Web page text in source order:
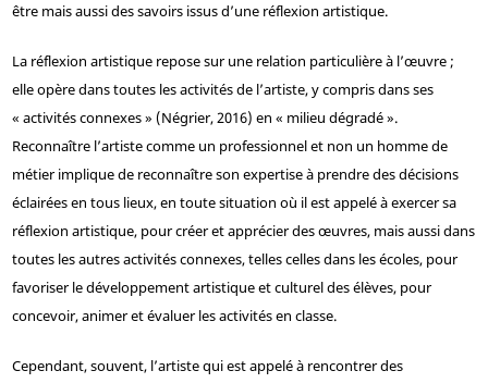
être mais aussi des savoirs issus d’une réflexion artistique.
La réflexion artistique repose sur une relation particulière à l’œuvre ;
elle opère dans toutes les activités de l’artiste, y compris dans ses
« activités connexes » (Négrier, 2016) en « milieu dégradé ».
Reconnaître l’artiste comme un professionnel et non un homme de
métier implique de reconnaître son expertise à prendre des décisions
éclairées en tous lieux, en toute situation où il est appelé à exercer sa
réflexion artistique, pour créer et apprécier des œuvres, mais aussi dans
toutes les autres activités connexes, telles celles dans les écoles, pour
favoriser le développement artistique et culturel des élèves, pour
concevoir, animer et évaluer les activités en classe.
Cependant, souvent, l’artiste qui est appelé à rencontrer des